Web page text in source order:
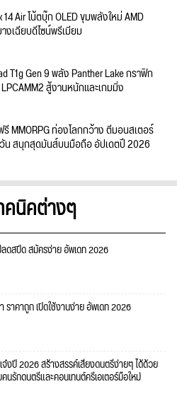
Air โน้ตบุ๊ก OLED ขุมพลังใหม่ AMD
งเฉียบดีไซน์พรีเมียม
T1g Gen 9 พลัง Panther Lake กราฟิก
สู้งานหนักและเกมมิ่ง
รี MMORPG ท่องโลกกว้าง ตีมอนสเตอร์
น สนุกสุดมันส์บนมือถือ อัปเดตปี 2026
นิคต่างๆ
ลดสปีด สมัครง่าย อัพเดท 2026
ราคาถูก เปิดใช้งานง่าย อัพเดท 2026
จ๋งปี 2026 สร้างสรรค์เสียงดนตรีง่ายๆ ได้ด้วย
รักดนตรีและคอนเทนต์ครีเอเตอร์มือใหม่